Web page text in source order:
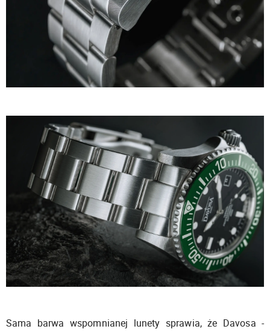
Sama barwa wspomnianej lunety sprawia, że Davosa -